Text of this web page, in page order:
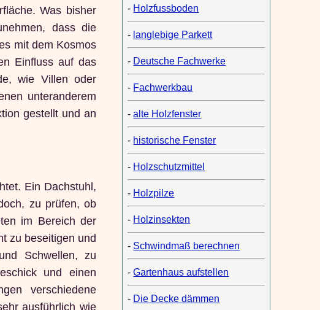
Was bisher
dass die
mit dem Kosmos
Einfluss auf das
wie Villen oder
unteranderem
gestellt und an
Ein Dachstuhl,
zu prüfen, ob
im Bereich der
zu beseitigen und
Schwellen, zu
und einen
verschiedene
ausführlich wie
- Holzfussboden
- langlebige Parkett
- Deutsche Fachwerke
- Fachwerkbau
-alte Holzfenster
- historische Fenster
- Holzschutzmittel
- Holzpilze
- Holzinsekten
- Schwindmaß berechnen
-Gartenhaus aufstellen
- Die Decke dämmen